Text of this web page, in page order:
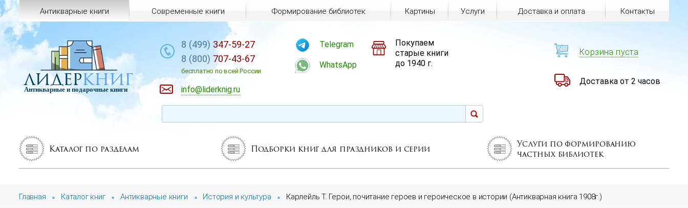
Каталог по разделам Подборки книг для праздников и серии
Услуги по формированию
частных библиотек
Главная » Каталог книг » Антикварные книги » История и культура » Карлейль Т. Герои, почитание героев и героическое в истории (Антикварная книга 1908г.)
Антикварные книги Современные книги Формирование библиотек Картины Услуги Доставка и оплата Контакты
лидеркниг
Антикварные и подарочные книги
8 (499) 347-59-27
8 (800) 707-43-67
бесплатно по всей России
info@liderknig.ru
Telegram
WhatsApp
Покупаем
старые книги
до 1940 г.
Корзина пуста
Доставка от 2 часов